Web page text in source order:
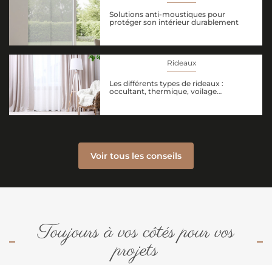
Solutions anti-moustiques pour
protéger son intérieur durablement
Rideaux
Les différents types de rideaux :
occultant, thermique, voilage…
Voir tous les conseils
Toujours à vos côtés pour vos
projets